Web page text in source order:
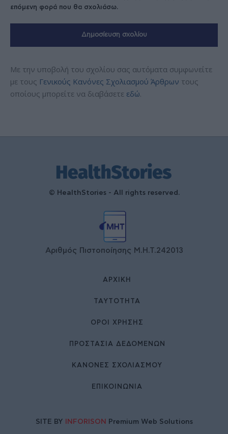
επόμενη φορά που θα σχολιάσω.
Με την υποβολή του σχολίου σας αυτόματα συμφωνείτε
με τους Γενικούς Κανόνες Σχολιασμού Άρθρων τους
οποίους μπορείτε να διαβάσετε εδώ.
© HealthStories - All rights reserved.
Αριθμός Πιστοποίησης Μ.Η.Τ.242013
ΑΡΧΙΚΉ
ΤΑΥΤΌΤΗΤΑ
ΌΡΟΙ ΧΡΉΣΗΣ
ΠΡΟΣΤΑΣΙΑ ΔΕΔΟΜΕΝΩΝ
ΚΑΝΟΝΕΣ ΣΧΟΛΙΑΣΜΟΥ
ΕΠΙΚΟΙΝΩΝΊΑ
SITE BY INFORISON Premium Web Solutions